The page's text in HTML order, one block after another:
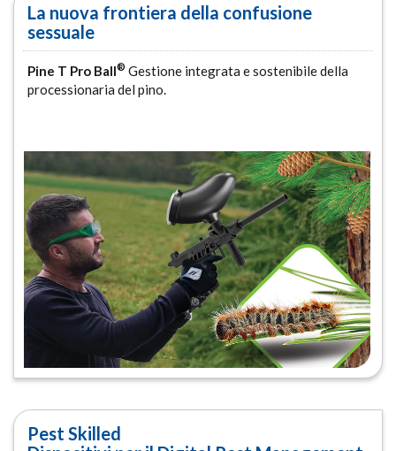
La nuova frontiera della confusione
sessuale
Pine T Pro Ball® Gestione integrata e sostenibile della
processionaria del pino.
Pest Skilled